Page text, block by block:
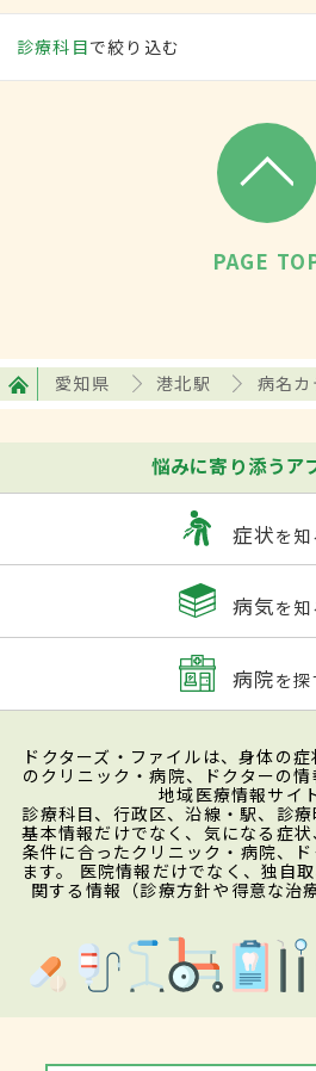
診療科目で絞り込む
PAGE
愛知県 港北駅 病名
悩みに寄り添うア
症状を知
病気を知
病院を探
ドクターズ・ファイルは、身体の
のクリニック・病院、ドクターの
地域医療情報サイ
診療科目、行政区、沿線・駅、診
基本情報だけでなく、気になる症
条件に合ったクリニック・病院、
ます。 医院情報だけでなく、独自
関する情報（診療方針や得意な治